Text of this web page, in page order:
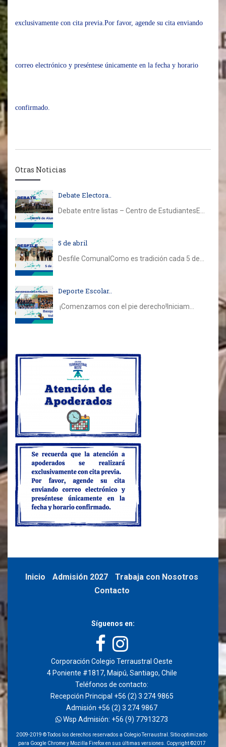
exclusivamente con cita previa. Por favor, agende su cita enviando
correo electrónico y preséntese únicamente en la fecha y horario
confirmado.
Otras Noticias
Debate Electora..
Debate entre listas – Centro de EstudiantesE...
5 de abril
Desfile ComunalComo es tradición cada 5 de...
Deporte Escolar..
¡Comenzamos con el pie derecho!Iniciam...
Inicio Admisión 2027
Trabaja con Nosotros
Contacto
Síguenos en:
Corporación Colegio Terraustral Oeste
4 Poniente #1817, Maipú, Santiago, Chile
Teléfonos de contacto:
Recepción Principal +56 (2) 3 274 9865
Admisión +56 (2) 3 274 9867
Wsp Admisión: +56 (9) 77913273
2009-2019 © Todos los derechos reservados a Colegio Terraustral. Sitio optimizado
para Google Chrome y Mozilla Firefox en sus últimas versiones. Copyright ©2017